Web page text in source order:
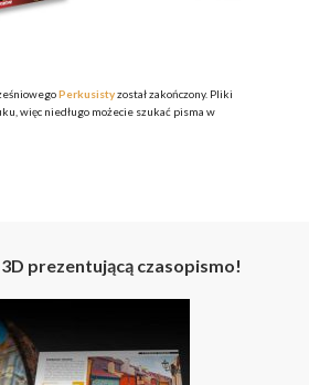
Perkusistyzostał zakończony. Pliki
więc niedługo możecie szukać pisma w
prezentującą czasopismo!